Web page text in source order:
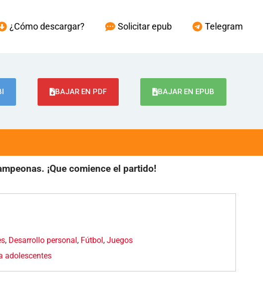
¿Cómo descargar? Solicitar epub Telegram
BAJAR EN PDF BAJAR EN EPUB
¡Que comience el partido!
, Desarrollo personal, Fútbol,Juegos
adolescentes